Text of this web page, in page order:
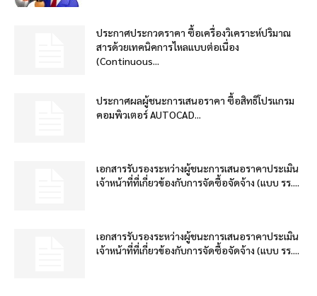
ประกาศประกวดราคา ซื้อเครื่องวิเคราะห์ปริมาณ
สารด้วยเทคนิคการไหลแบบต่อเนื่อง
(Continuous...
ประกาศผลผู้ชนะการเสนอราคา ซื้อสิทธิโปรแกรม
คอมพิวเตอร์ AUTOCAD...
เอกสารรับรองระหว่างผู้ชนะการเสนอราคาประเมิน
เจ้าหน้าที่ที่เกี่ยวข้องกับการจัดซื้อจัดจ้าง (แบบ รร....
เอกสารรับรองระหว่างผู้ชนะการเสนอราคาประเมิน
เจ้าหน้าที่ที่เกี่ยวข้องกับการจัดซื้อจัดจ้าง (แบบ รร....